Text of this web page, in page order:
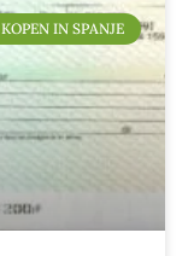
KOPEN IN SPANJE